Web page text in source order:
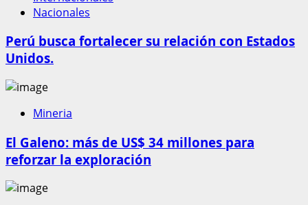
Nacionales
Perú busca fortalecer su relación con Estados
Unidos.
Mineria
El Galeno: más de US$ 34 millones para
reforzar la exploración